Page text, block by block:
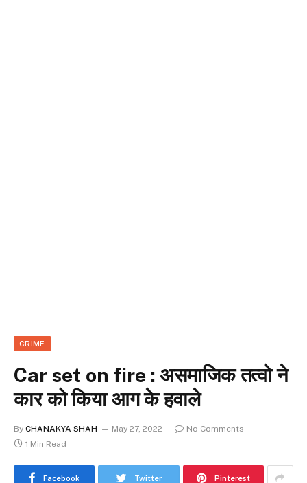
CRIME
Car set on fire : असमाजिक तत्वो ने
कार को किया आग के हवाले
By CHANAKYA SHAH May 27, 2022
No Comments
1 Min Read
Facebook Twitter Pinterest